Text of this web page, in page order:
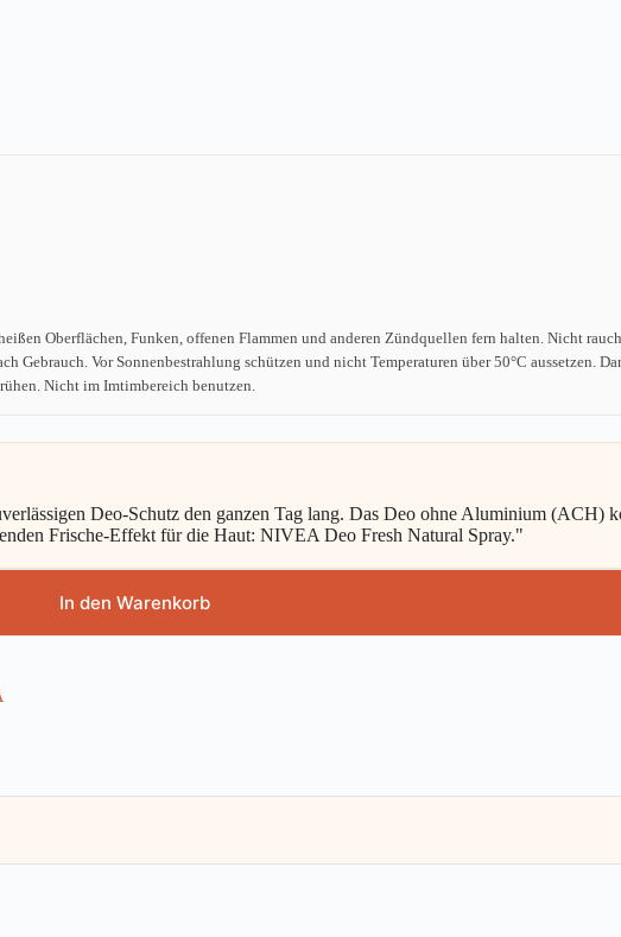
Oberflächen, Funken, offenen Flammen und anderen Zündquellen fern halten. Nicht
Gebrauch. Vor Sonnenbestrahlung schützen und nicht Temperaturen über 50°C aussetzen.
Nicht im Imtimbereich benutzen.
Deo-Schutz den ganzen Tag lang. Das Deo ohne Aluminium (ACH)
Frische-Effekt für die Haut: NIVEA Deo Fresh Natural Spray."
In den Warenkorb